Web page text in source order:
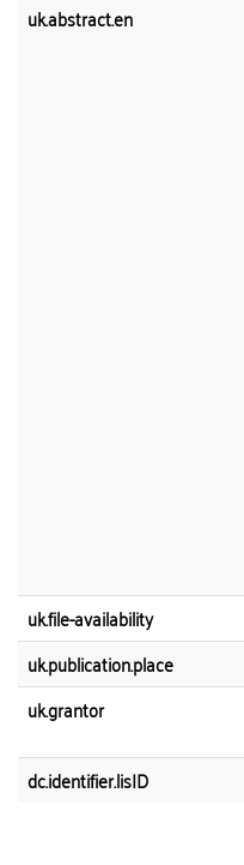
uk.abstract.en
uk.file-availability
uk.publication.place
uk.grantor
dc.identifier.lisID